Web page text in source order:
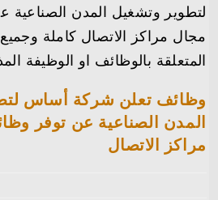
لتطوير وتشغيل المدن
مجال مراكز الاتصال كاملة
المتعلقة بالوظائف او الوظيفة
وظائف تعلن شركة أساس
المدن الصناعية عن توفر
مراكز الاتصال